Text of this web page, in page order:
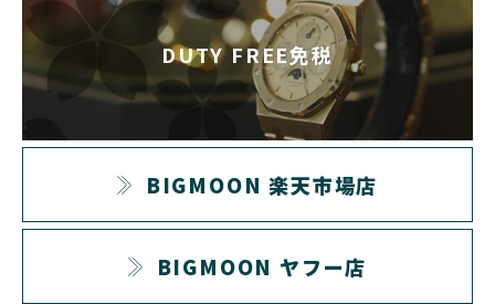
アイ ダブリュー シー ジャッケ・エトアール
JAEGER LE COULTRE
ジャガー・ルクルト
JAQUET DROZ
ジャケ・ドロー
ジャン・クロード ペラ
JEANRICHARD
ジャンリシャール
JULIEN COUDRAY 1518
ジュリアン・クドレー 15
18
ノット
KUDOKE KUOE
DUTY FREE免税
BIGMOON 楽天市場店
BIGMOON ヤフー店